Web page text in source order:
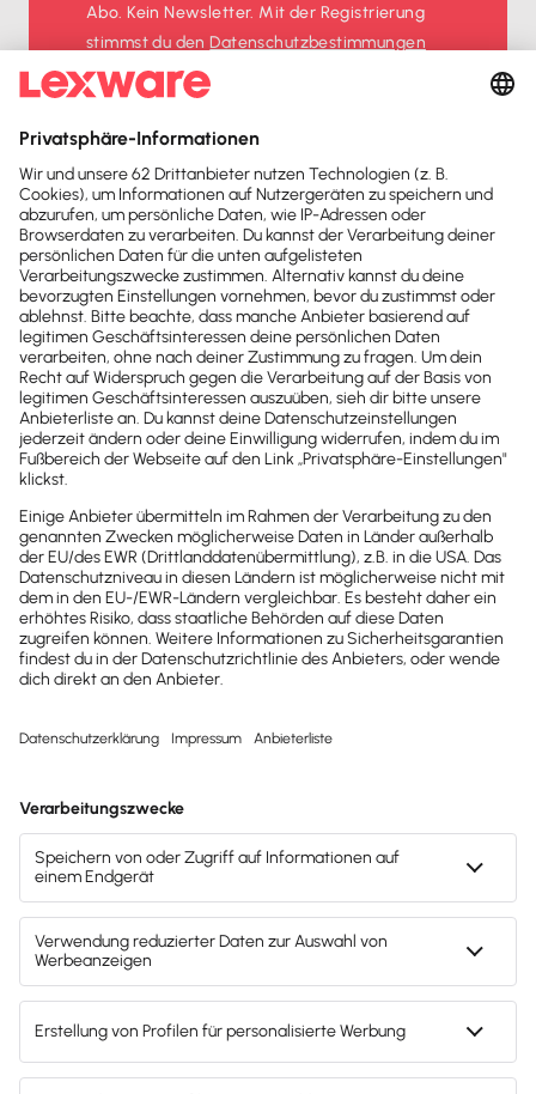
Abo. Kein Newsletter. Mit der Registrierung
stimmst du denDatenschutz­bestimmungen
und denAGBzu.
Sofort50%
Newsletter
Brandheiße
News direkt in
dein Postfach
wichtige News zu
Gesetzesänderungen,
hilfreiche Praxis-Tipps und
kostenlose Tools für
Unternehmen erhalten?
Dann abonniere unseren
Mach's dir leicht und gib deinem Business den
entscheidenden Push – mit unserer Software für
Buchhaltung & Lohn.